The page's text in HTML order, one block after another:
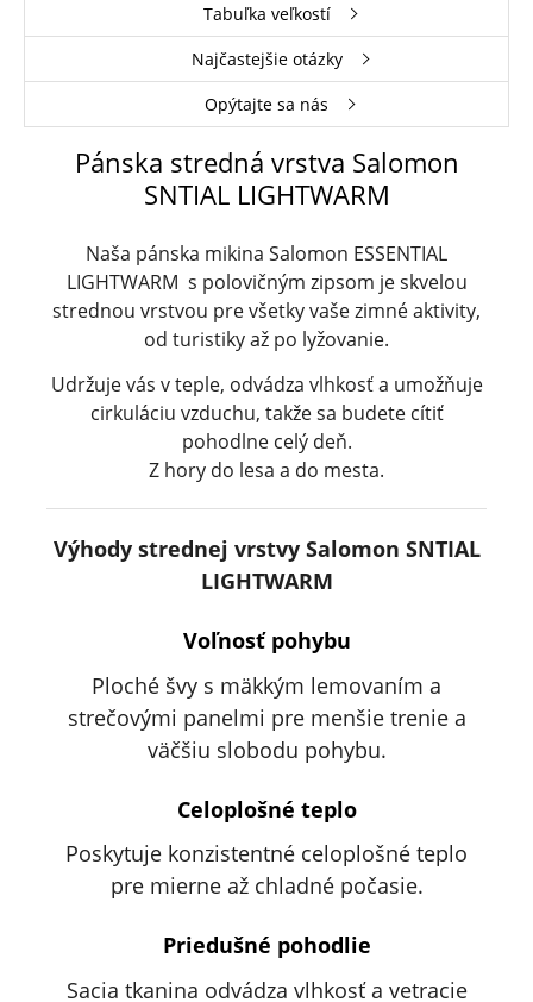
Tabuľka veľkostí
Najčastejšie otázky
Opýtajte sa nás
Pánska stredná vrstva Salomon
SNTIAL LIGHTWARM
Naša pánska mikina Salomon ESSENTIAL
LIGHTWARM s polovičným zipsom je skvelou
strednou vrstvou pre všetky vaše zimné aktivity,
od turistiky až po lyžovanie.
Udržuje vás v teple, odvádza vlhkosť a umožňuje
cirkuláciu vzduchu, takže sa budete cítiť
pohodlne celý deň.
Z hory do lesa a do mesta.
Výhody strednej vrstvy Salomon SNTIAL
LIGHTWARM
Voľnosť pohybu
Ploché švy s mäkkým lemovaním a
strečovými panelmi pre menšie trenie a
väčšiu slobodu pohybu.
Celoplošné teplo
Poskytuje konzistentné celoplošné teplo
pre mierne až chladné počasie.
Priedušné pohodlie
Sacia tkanina odvádza vlhkosť a vetracie